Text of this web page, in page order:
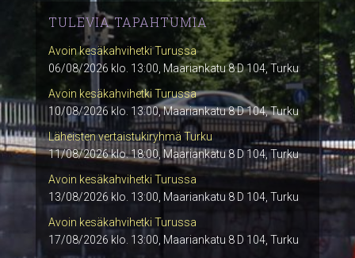
TULEVIA TAPAHTUMIA
Avoin kesäkahvihetki Turussa
06/08/2026 klo. 13:00, Maariankatu 8 D 104, Turku
Avoin kesäkahvihetki Turussa
10/08/2026 klo. 13:00, Maariankatu 8 D 104, Turku
Läheisten vertaistukiryhmä Turku
11/08/2026 klo. 18:00, Maariankatu 8 D 104, Turku
Avoin kesäkahvihetki Turussa
13/08/2026 klo. 13:00, Maariankatu 8 D 104, Turku
Avoin kesäkahvihetki Turussa
17/08/2026 klo. 13:00, Maariankatu 8 D 104, Turku